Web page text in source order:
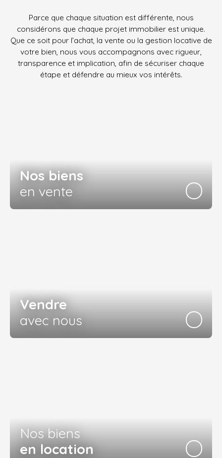
Parce que chaque situation est différente, nous
considérons que chaque projet immobilier est unique.
Que ce soit pour l’achat, la vente ou la gestion locative de
votre bien, nous vous accompagnons avec rigueur,
transparence et implication, afin de sécuriser chaque
étape et défendre au mieux vos intérêts.
Nos biens
en vente
Vendre
avec nous
Nos biens
en location